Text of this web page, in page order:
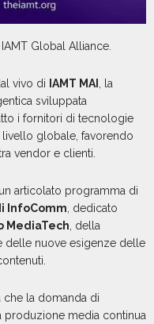
Global Alliance.
vivo di IAMT MAI
, la
sviluppata
i fornitori di tecnologie
livello globale, favorendo
vendor e clienti.
articolato programma di
InfoComm , dedicato
MediaTech , della
delle nuove esigenze delle
che la domanda di
media continua